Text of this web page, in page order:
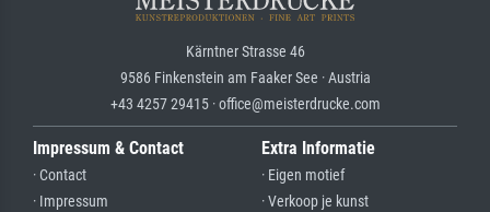
Kärntner Strasse 46
9586 Finkenstein am Faaker See · Austria
+43 4257 29415 · office@meisterdrucke.com
Impressum & Contact
· Contact
· Impressum
Extra Informatie
· Eigen motief
· Verkoop je kunst